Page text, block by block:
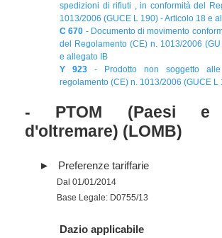
spedizioni di rifiuti , in conformità del
1013/2006 (GUCE L 190) - Articolo 18 e
C 670 - Documento di movimento
del Regolamento (CE) n. 1013/2006
e allegato IB
Y 923 - Prodotto non soggetto alle
regolamento (CE) n. 1013/2006 (GUCE L
- PTOM (Paesi e
d'oltremare) (LOMB)
Preferenze tariffarie
Dal 01/01/2014
Base Legale: D0755/13
Dazio applicabile